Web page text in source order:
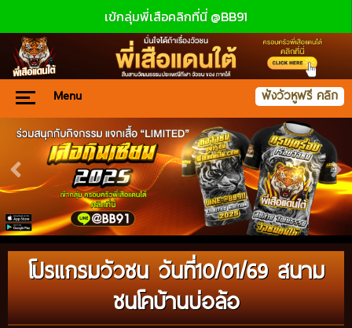
เข้กลุ่มพี่เสือคลิกที่นี่ @BB91
Menu ฟังวัวหูฟรี คลิก
โปรแกรมวัวชน วันที่10/01/69 สนาม
ชนโคบ้านบ่อล้อ